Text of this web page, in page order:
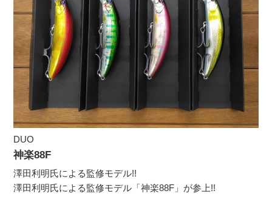
DUO
神楽88F
澤田利明氏による監修モデル!!
澤田利明氏による監修モデル「神楽88F」が参上!!